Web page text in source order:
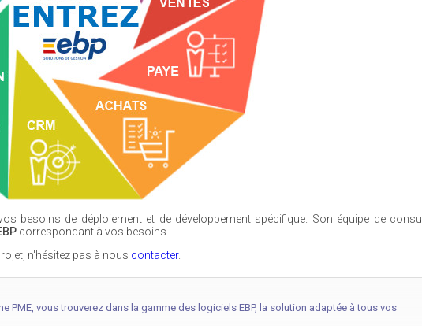
besoins de déploiement et de développement spécifique. Son équipe de
correspondant à vos besoins.
n'hésitez pas à nous contacter.
PME, vous trouverez dans la gamme des logiciels EBP, la solution adaptée à tous vos